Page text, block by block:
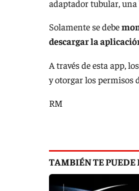
adaptador tubular,
Solamente se debe
descargar la
A través de esta app,
y otorgar los permisos
RM
TAMBIÉN TE PUEDE